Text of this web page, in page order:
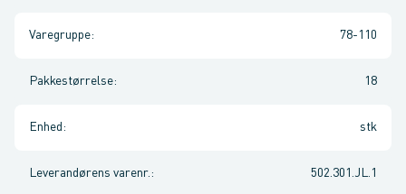
Varegruppe: 78-110
Pakkestørrelse: 18
Enhed : stk
Leverandørens varenr. : 502.301.JL.1